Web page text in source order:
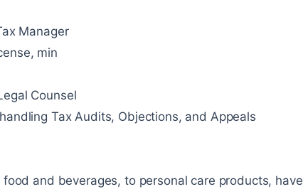
Manager
min
Counsel
Tax Audits, Objections, and Appeals
and beverages, to personal care products, have